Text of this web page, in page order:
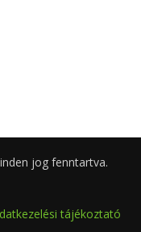
jog fenntartva.
tájékoztató